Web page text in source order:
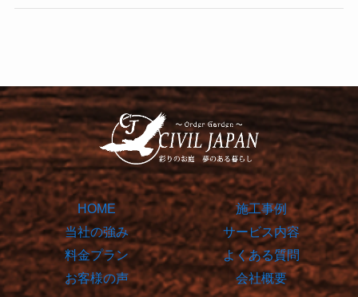
HOME
施工事例
当社の強み
サービス内容
料金プラン
よくある質問
お客様の声
会社概要